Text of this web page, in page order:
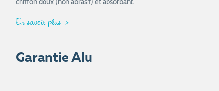
chiffon doux (non abrasif) et absorbant.
En savoir plus
Garantie Alu